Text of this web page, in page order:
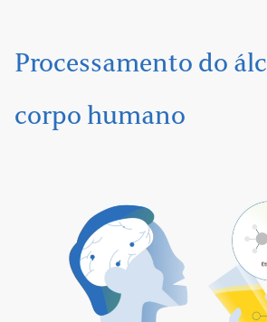
Processamento do
corpo humano